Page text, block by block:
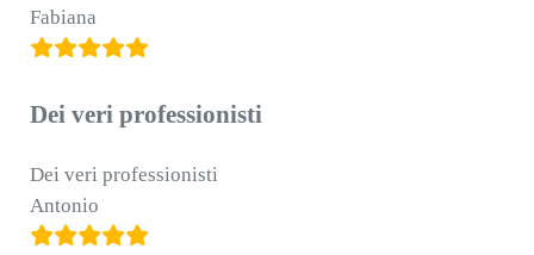
Fabiana
Dei veri professionisti
Dei veri professionisti
Antonio